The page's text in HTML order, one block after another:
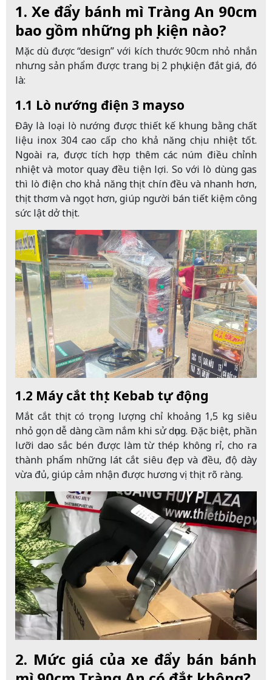
1. Xe đẩy bánh mì Tràng An 90cm
bao gồm những phụ kiện nào?
Mặc dù được “design” với kích thước 90cm nhỏ nhắn
nhưng sản phẩm được trang bị 2 phụ kiện đắt giá, đó
là:
1.1 Lò nướng điện 3 mayso
Đây là loại lò nướng được thiết kế khung bằng chất
liệu inox 304 cao cấp cho khả năng chịu nhiệt tốt.
Ngoài ra, được tích hợp thêm các núm điều chỉnh
nhiệt và motor quay đều tiện lợi. So với lò dùng gas
thì lò điện cho khả năng thịt chín đều và nhanh hơn,
thịt thơm và ngọt hơn, giúp người bán tiết kiệm công
sức lật dở thịt.
1.2 Máy cắt thịt Kebab tự động
Mắt cắt thịt có trọng lượng chỉ khoảng 1,5 kg siêu
nhỏ gọn dễ dàng cầm nắm khi sử dụng. Đặc biệt, phần
lưỡi dao sắc bén được làm từ thép không rỉ, cho ra
thành phẩm những lát cắt siêu đẹp và đều, độ dày
vừa đủ, giúp cảm nhận được hương vị thịt rõ ràng.
2. Mức giá của xe đẩy bán bánh